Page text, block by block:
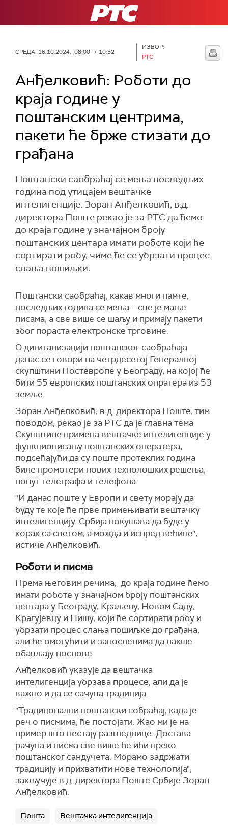
РТС
СРЕДА, 16.10.2024, 08:00 -> 10:32
ИЗВОР:
РТС
Анђелковић: Роботи до
краја године у
поштанским центрима,
пакети ће брже стизати до
грађана
Поштански саобраћај се мења последњих
година под утицајем вештачке
интелигенције. Зоран Анђелковић, в.д.
директора Поште рекао је за РТС да ћемо
до краја године у значајном броју
поштанских центара имати роботе који ће
сортирати робу, чиме ће се убрзати процес
слања пошиљки.
Поштански саобраћај, какав многи памте,
последњих година се мења – све је мање
писама, а све више се шаљу и примају пакети
због пораста електронске трговине.
О дигитализацији поштанског саобраћаја
данас се говори на четрдесетој Генералној
скупштини Постевропе у Београду, на којој ће
бити 55 европских поштанских опратера из 53
земље.
Зоран Анђелковић, в.д. директора Поште, тим
поводом, рекао је за РТС да је главна тема
Скупштине примена вештачке интелигенције у
функционисању поштанских оператера,
подсећајући да су поште протеклих година
биле промотери нових технолошких решења,
попут телеграфа и телефона.
"И данас поште у Европи и свету морају да
буду те које ће прве примењивати вештачку
интелигенцију. Србија покушава да буде у
корак са светом, а можда и испред већине",
истиче Анђелковић.
Роботи и писма
Према његовим речима, до краја године ћемо
имати роботе у значајном броју поштанских
центара у Београду, Краљеву, Новом Саду,
Крагујевцу и Нишу, који ће сортирати робу и
убрзати процес слања пошиљке до грађана,
али ће омогућити и запосленима да лакше
обављају послове.
Анђелковић указује да вештачка
интелигенција убрзава процесе, али да је
важно и да се сачува традиција.
"Традицонални поштански собраћај, када је
реч о писмима, ће постојати. Жао ми је на
пример што нестају разгледнице. Достава
рачуна и писма све више ће ићи преко
поштанског сандучета. Морамо задржати
традицију и прихватити нове технологија",
закључује в.д. директора Поште Србије Зоран
Анђелковић.
Пошта Вештачка интелигенција